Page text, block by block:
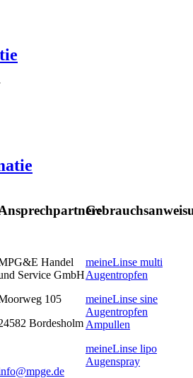
Handel
Service GmbH
105
Bordesholm
meineLinse multi
Augentropfen
meineLinse sine
Augentropfen
Ampullen
meineLinse lipo
Augenspray